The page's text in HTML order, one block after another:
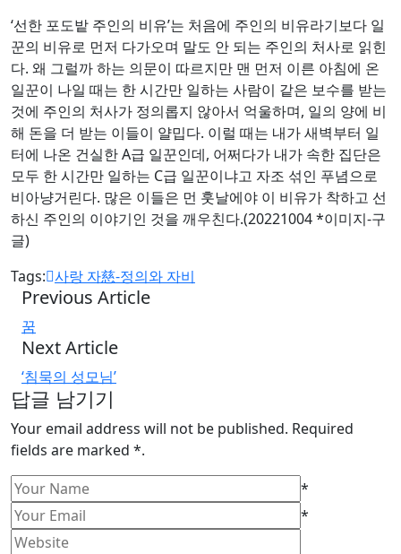
‘선한 포도밭 주인의 비유’는 처음에 주인의 비유라기보다 일
꾼의 비유로 먼저 다가오며 말도 안 되는 주인의 처사로 읽힌
다. 왜 그럴까 하는 의문이 따르지만 맨 먼저 이른 아침에 온
일꾼이 나일 때는 한 시간만 일하는 사람이 같은 보수를 받는
것에 주인의 처사가 정의롭지 않아서 억울하며, 일의 양에 비
해 돈을 더 받는 이들이 얄밉다. 이럴 때는 내가 새벽부터 일
터에 나온 건실한 A급 일꾼인데, 어쩌다가 내가 속한 집단은
모두 한 시간만 일하는 C급 일꾼이냐고 자조 섞인 푸념으로
비아냥거린다. 많은 이들은 먼 훗날에야 이 비유가 착하고 선
하신 주인의 이야기인 것을 깨우친다.(20221004 *이미지-구
글)
Tags: 사랑 자慈-정의와 자비
Previous Article
꿈
Next Article
‘침묵의 성모님’
답글 남기기
Your email address will not be published. Required
fields are marked *.
*
*